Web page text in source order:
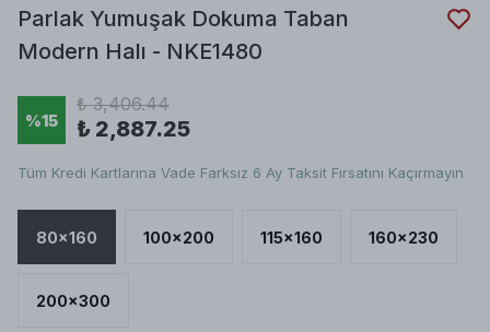
Parlak Yumuşak Dokuma Taban
Modern Halı - NKE1480
%15
₺ 3,406.44
₺ 2,887.25
Tüm Kredi Kartlarına Vade Farksız 6 Ay Taksit Fırsatını Kaçırmayın
80x160 100x200 115x160 160x230
200x300